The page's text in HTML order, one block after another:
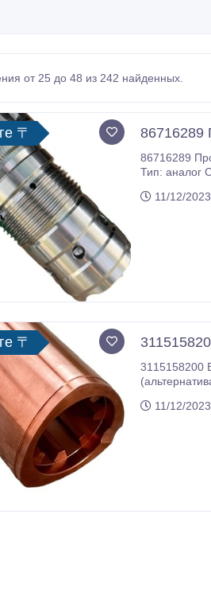
от 25 до 48 из 242 найденных.
〒 86716289
86716289
Тип: аналог Страна-производитель: Италия Применение: гидроперфораторы Montabert HC110 Условия заказа и сроки доставки
11/12/
〒
3115158200 Ведущий
(альтернатива) Страна-производитель: Италия Применение: гидроперфораторы Atlas Copco COP1838 Условия
11/12/